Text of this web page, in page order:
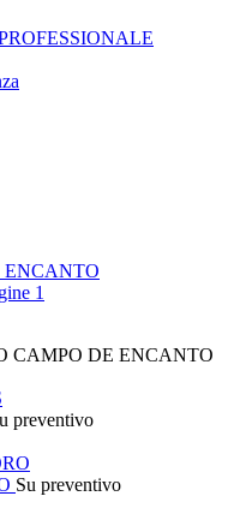
CAMPO DE ENCANTO
preventivo
Su preventivo